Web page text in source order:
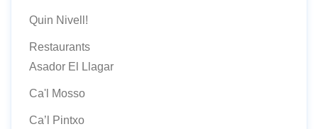
Quin Nivell!
Restaurants
Asador El Llagar
Ca'l Mosso
Ca’l Pintxo